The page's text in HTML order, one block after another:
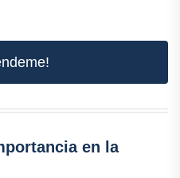
en la